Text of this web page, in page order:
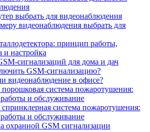
выбрать для видеонаблюдения
видеонаблюдения выбрать для
принцип работы,
и настройка
сигнализаций для дома и дач
GSM-сигнализацию?
видеонаблюдение в офисе?
порошковая система пожаротушения:
и обслуживание
спринклерная система пожаротушения:
и обслуживание
охранной GSM сигнализации